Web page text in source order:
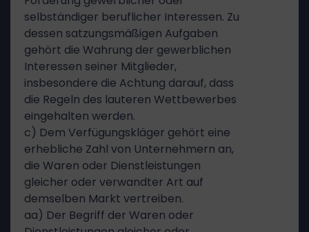
selbständiger beruflicher Interessen. Zu
dessen satzungsmäßigen Aufgaben
gehört die Wahrung der gewerblichen
Interessen seiner Mitglieder,
insbesondere die Achtung darauf, dass
die Regeln des lauteren Wettbewerbes
eingehalten werden.
c) Dem Verfügungskläger gehört eine
erhebliche Zahl von Unternehmern an,
die Waren oder Dienstleistungen
gleicher oder verwandter Art auf
demselben Markt vertreiben.
aa) Der Begriff der Waren oder